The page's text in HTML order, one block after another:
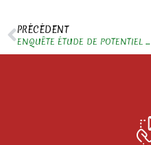
PRÉCÉDENT
ENQUÊTE ÉTUDE DE POTENTIEL POUR LIGNE TER PARAY-LE-MONIAL – LYON